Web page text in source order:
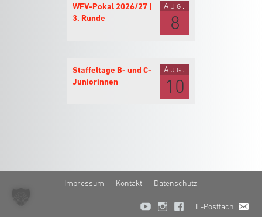
Aug.
8
WFV-Pokal 2026/27 |
3. Runde
Aug.
10
Staffeltage B- und C-
Juniorinnen
Impressum Kontakt Datenschutz
E-Postfach